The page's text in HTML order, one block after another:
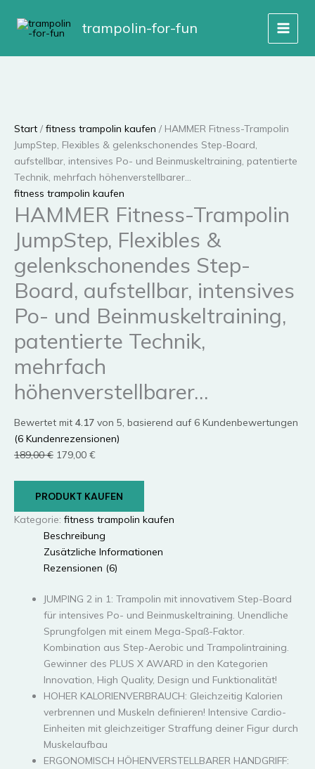
Inhalt
springen
trampolin-for-fun
Angebot!
Start / fitness trampolin kaufen / HAMMER Fitness-Trampolin
JumpStep, Flexibles & gelenkschonendes Step-Board,
aufstellbar, intensives Po- und Beinmuskeltraining, patentierte
Technik, mehrfach höhenverstellbarer…
fitness trampolin kaufen
HAMMER Fitness-Trampolin
JumpStep, Flexibles &
gelenkschonendes Step-
Board, aufstellbar, intensives
Po- und Beinmuskeltraining,
patentierte Technik,
mehrfach
höhenverstellbarer…
Bewertet mit 4.17 von 5, basierend auf 6 Kundenbewertungen
(6 Kundenrezensionen)
189,00€ Ursprünglicher
189,00 €
179,00 €Aktueller
179,00 €.
PRODUKT KAUFEN
Kategorie: fitness trampolin kaufen
Beschreibung
Zusätzliche Informationen
Rezensionen (6)
JUMPING 2 in 1: Trampolin mit innovativem Step-Board
für intensives Po- und Beinmuskeltraining. Unendliche
Sprungfolgen mit einem Mega-Spaß-Faktor.
Kombination aus Step-Aerobic und Trampolintraining.
Gewinner des PLUS X AWARD in den Kategorien
Innovation, High Quality, Design und Funktionalität!
HOHER KALORIENVERBRAUCH: Gleichzeitig Kalorien
verbrennen und Muskeln definieren! Intensive Cardio-
Einheiten mit gleichzeitiger Straffung deiner Figur durch
Muskelaufbau
ERGONOMISCH HÖHENVERSTELLBARER HANDGRIFF:
Angebot!
Angebot!